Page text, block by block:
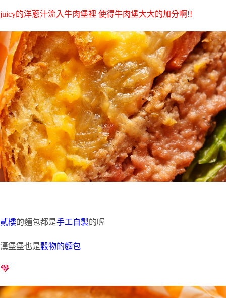
juicy的洋蔥汁流入牛肉堡裡 使得牛肉堡大大的加分啊!!
貳樓的麵包都是手工自製的喔
漢堡堡也是穀物的麵包